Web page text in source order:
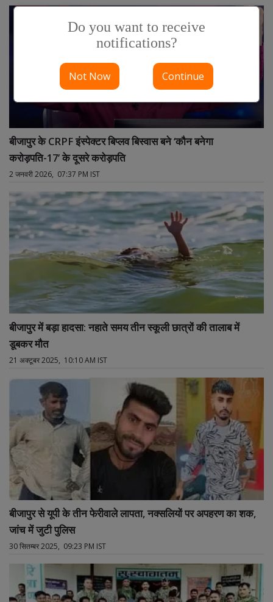
बीजापुर के CRPF इंस्पेक्टर बिप्लव बिस्वास बने ‘कौन बनेगा
करोड़पति-17’ के दूसरे करोड़पति
2 जनवरी 2026, 07:37 PM IST
बीजापुर में बड़ा हादसा: नहाते समय तीन स्कूली छात्रों की तालाब में
डूबकर मौत
21 अक्टूबर 2025, 10:10 AM IST
बीजापुर से यूपी के तीन फेरीवाले लापता, नक्सलियों पर अपहरण का शक,
जांच में जुटी पुलिस
30 सितम्बर 2025, 09:23 PM IST
Do you want to receive
notifications?
Not Now Continue